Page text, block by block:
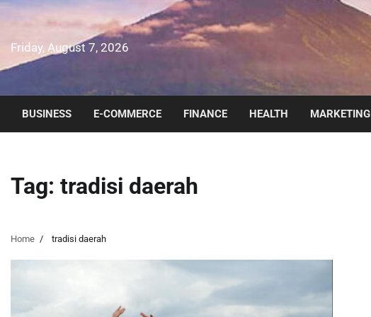
Skip
content
Friday, August 7, 2026
BUSINESS E-COMMERCE FINANCE HEALTH MARKETING
Tag: tradisi daerah
Home tradisi daerah